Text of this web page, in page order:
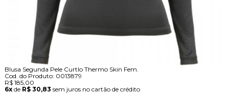
Blusa Segunda Pele Curtlo Thermo Skin Fem.
Cod. do Produto: 0013879
R$ 185,00
6xde R$ 30,83 sem juros no cartão de crédito